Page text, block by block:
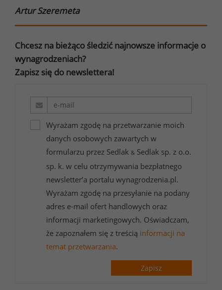
Artur Szeremeta
Chcesz na bieżąco śledzić najnowsze informacje o
wynagrodzeniach?
Zapisz się do newslettera!
Wyrażam zgodę na przetwarzanie moich
danych osobowych zawartych w
formularzu przez Sedlak & Sedlak sp. z o.o.
sp. k. w celu otrzymywania bezpłatnego
newsletter’a portalu wynagrodzenia.pl.
Wyrażam zgodę na przesyłanie na podany
adres e-mail ofert handlowych oraz
informacji marketingowych. Oświadczam,
że zapoznałem się z treścią informacji na
temat przetwarzania.
Zapisz